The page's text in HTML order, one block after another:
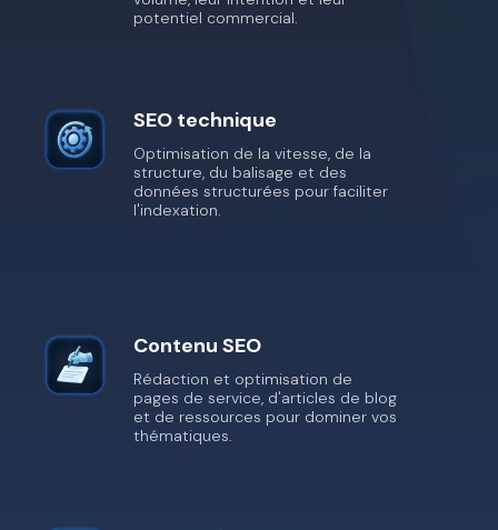
potentiel commercial.
SEO technique
Optimisation de la vitesse, de la
structure, du balisage et des
données structurées pour faciliter
l'indexation.
Contenu SEO
Rédaction et optimisation de
pages de service, d'articles de blog
et de ressources pour dominer vos
thématiques.